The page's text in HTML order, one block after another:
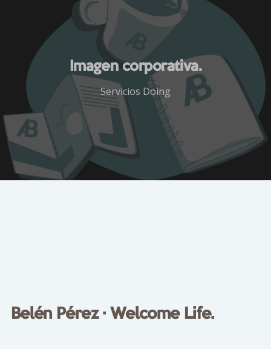
Imagen corporativa.
Servicios Doing
Belén Pérez · Welcome Life.